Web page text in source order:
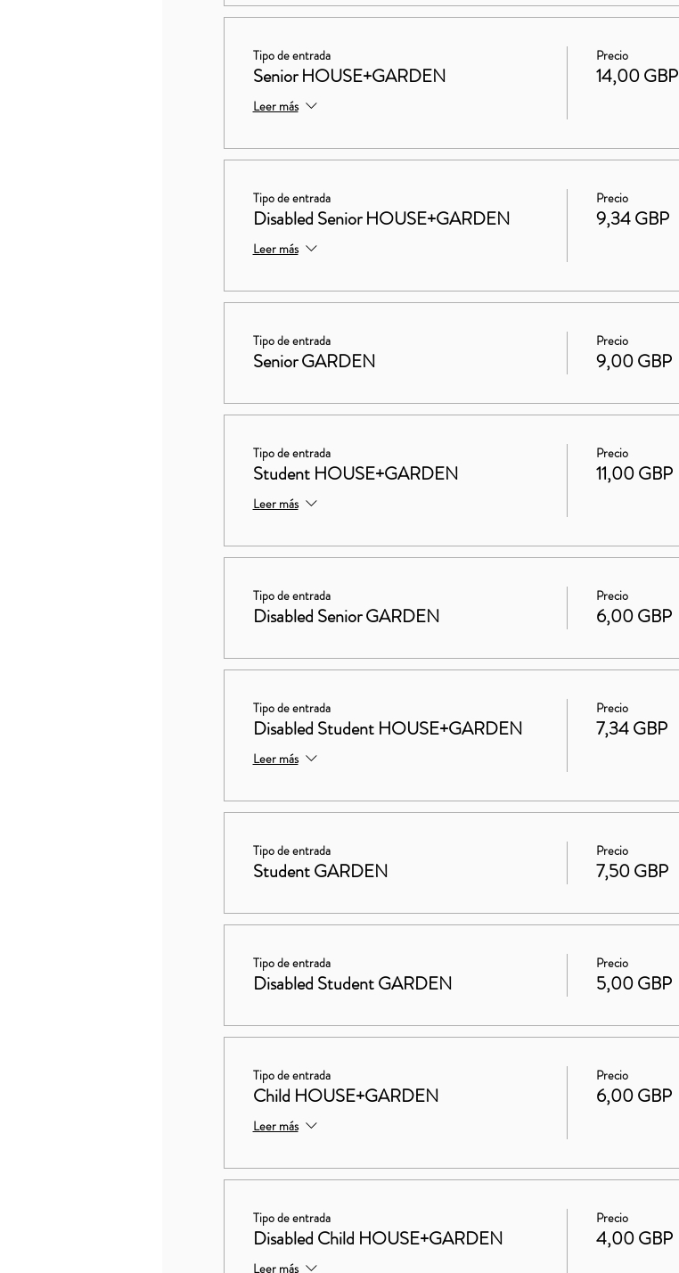
Tipo de entrada
Senior HOUSE+GARDEN
Leer más
Precio
14,00 GBP
Tipo de entrada
Disabled Senior HOUSE+GARDEN
Leer más
Precio
9,34 GBP
Tipo de entrada
Senior GARDEN
Precio
9,00 GBP
Tipo de entrada
Student HOUSE+GARDEN
Leer más
Precio
11,00 GBP
Tipo de entrada
Disabled Senior GARDEN
Precio
6,00 GBP
Tipo de entrada
Disabled Student HOUSE+GARDEN
Leer más
Precio
7,34 GBP
Tipo de entrada
Student GARDEN
Precio
7,50 GBP
Tipo de entrada
Disabled Student GARDEN
Precio
5,00 GBP
Tipo de entrada
Child HOUSE+GARDEN
Leer más
Precio
6,00 GBP
Tipo de entrada
Disabled Child HOUSE+GARDEN
Leer más
Precio
4,00 GBP